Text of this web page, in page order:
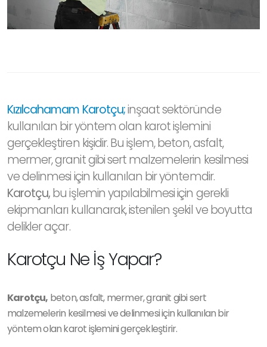
Kızılcahamam Karotçu;inşaat sektöründe
kullanılan bir yöntem olan karot işlemini
gerçekleştiren kişidir. Bu işlem, beton, asfalt,
mermer, granit gibi sert malzemelerin kesilmesi
ve delinmesi için kullanılan bir yöntemdir.
Karotçu,bu işlemin yapılabilmesi için gerekli
ekipmanları kullanarak, istenilen şekil ve boyutta
delikler açar.
Karotçu Ne İş Yapar?
Karotçu, beton, asfalt, mermer, granit gibi sert
malzemelerin kesilmesi ve delinmesi için kullanılan bir
yöntem olan karot işlemini gerçekleştirir.